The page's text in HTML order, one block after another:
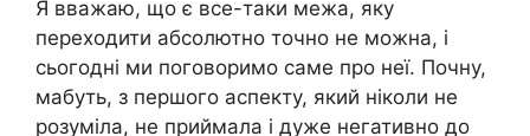
Я вважаю, що є все-таки межа, яку
переходити абсолютно точно не можна, і
сьогодні ми поговоримо саме про неї. Почну,
мабуть, з першого аспекту, який ніколи не
розуміла, не приймала і дуже негативно до